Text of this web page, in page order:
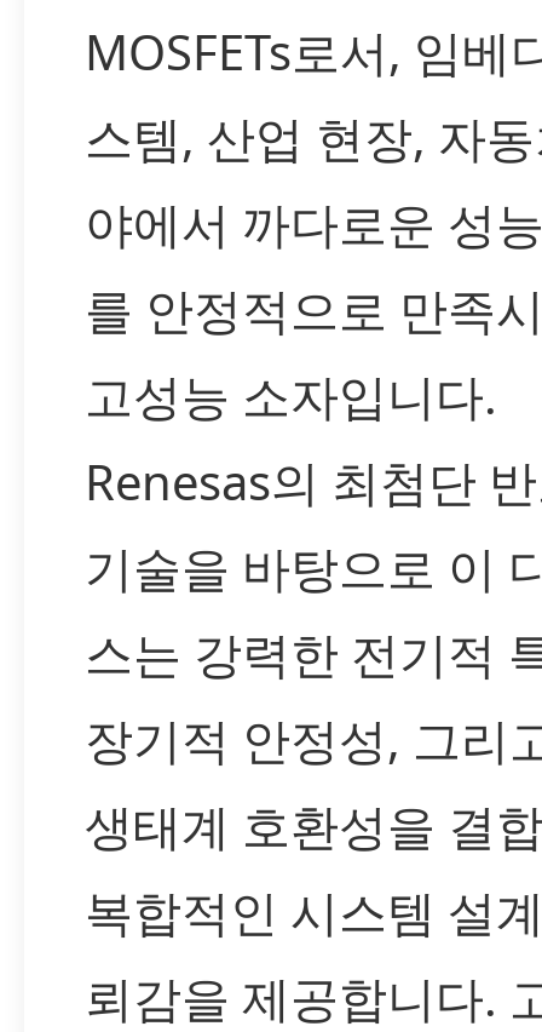
MOSFETs로서, 임베
스템, 산업 현장, 자
야에서 까다로운 성
를 안정적으로 만족
고성능 소자입니다.
Renesas의 최첨단
기술을 바탕으로 이
스는 강력한 전기적
장기적 안정성, 그리
생태계 호환성을 결
복합적인 시스템 설
뢰감을 제공합니다.